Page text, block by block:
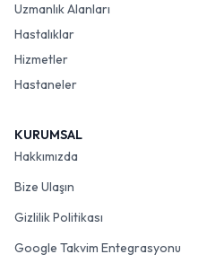
Uzmanlık Alanları
Hastalıklar
Hizmetler
Hastaneler
KURUMSAL
Hakkımızda
Bize Ulaşın
Gizlilik Politikası
Google Takvim Entegrasyonu